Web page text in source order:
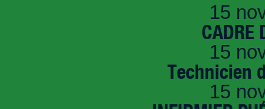
15
CADRE
15
Technicien
15